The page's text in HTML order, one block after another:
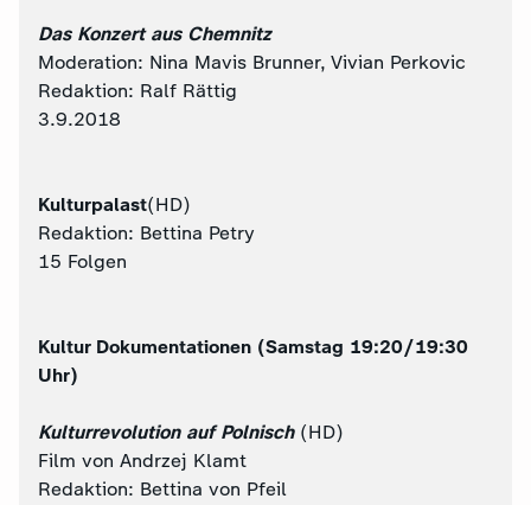
Das Konzert aus Chemnitz
Moderation: Nina Mavis Brunner, Vivian Perkovic
Redaktion: Ralf Rättig
3.9.2018
Kulturpalast(HD)
Redaktion: Bettina Petry
15 Folgen
Kultur Dokumentationen (Samstag 19:20/19:30
Uhr)
Kulturrevolution auf Polnisch(HD)
Film von Andrzej Klamt
Redaktion: Bettina von Pfeil